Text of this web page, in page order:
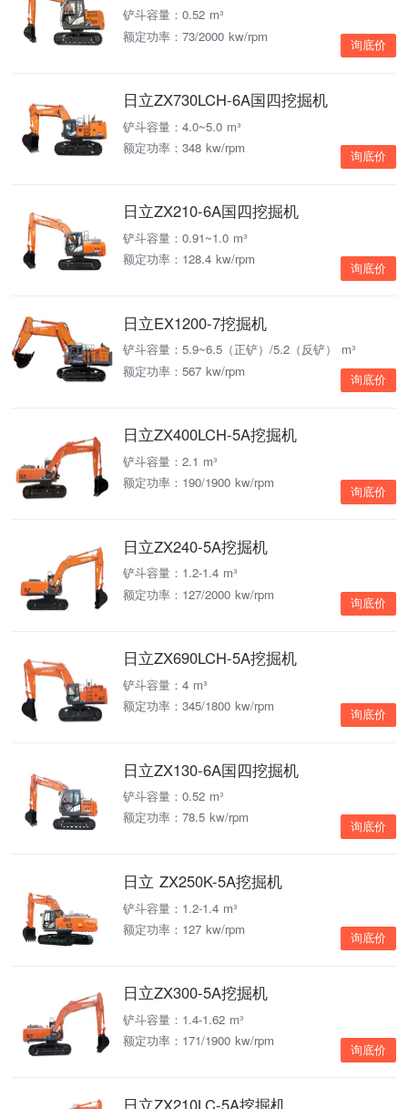
铲斗容量：0.52 m³
额定功率：73/2000 kw/rpm
询底价
日立ZX730LCH-6A国四挖掘机
铲斗容量：4.0~5.0 m³
额定功率：348 kw/rpm
询底价
日立ZX210-6A国四挖掘机
铲斗容量：0.91~1.0 m³
额定功率：128.4 kw/rpm
询底价
日立EX1200-7挖掘机
铲斗容量：5.9~6.5（正铲）/5.2（反铲） m³
额定功率：567 kw/rpm
询底价
日立ZX400LCH-5A挖掘机
铲斗容量：2.1 m³
额定功率：190/1900 kw/rpm
询底价
日立ZX240-5A挖掘机
铲斗容量：1.2-1.4 m³
额定功率：127/2000 kw/rpm
询底价
日立ZX690LCH-5A挖掘机
铲斗容量：4 m³
额定功率：345/1800 kw/rpm
询底价
日立ZX130-6A国四挖掘机
铲斗容量：0.52 m³
额定功率：78.5 kw/rpm
询底价
日立 ZX250K-5A挖掘机
铲斗容量：1.2-1.4 m³
额定功率：127 kw/rpm
询底价
日立ZX300-5A挖掘机
铲斗容量：1.4-1.62 m³
额定功率：171/1900 kw/rpm
询底价
日立ZX210LC-5A挖掘机